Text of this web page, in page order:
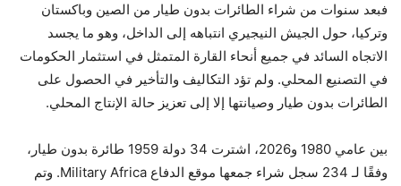
فبعد سنوات من شراء الطائرات بدون طيار من الصين وباكستان
وتركيا، حول الجيش النيجيري انتباهه إلى الداخل، وهو ما يجسد
الاتجاه السائد في جميع أنحاء القارة المتمثل في استثمار الحكومات
في التصنيع المحلي. ولم تؤد التكاليف والتأخير في الحصول على
الطائرات بدون طيار وصيانتها إلا إلى تعزيز حالة الإنتاج المحلي.
بين عامي 1980 و2026، اشترت 34 دولة 1959 طائرة بدون طيار،
وفقًا لـ 234 سجل شراء جمعها موقع الدفاع Military Africa. وتم